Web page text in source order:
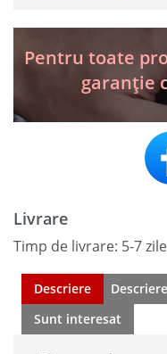
TPMS
Pentru toate
garanție
Livrare
Timp de livrare: 5-7
Descriere
Sunt interesat